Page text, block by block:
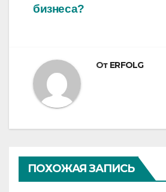
бизнеса?
От ERFOLG
ПОХОЖАЯ ЗАПИСЬ